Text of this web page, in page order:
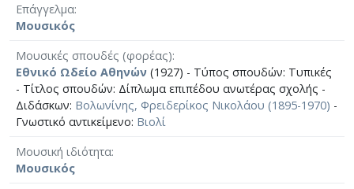
Επάγγελμα
Μουσικός
Μουσικές σπουδές (φορέας)
Εθνικό Ωδείο Αθηνών (1927) - Τύπος σπουδών: Τυπικές
- Τίτλος σπουδών: Δίπλωμα επιπέδου ανωτέρας σχολής -
Διδάσκων: Βολωνίνης, Φρειδερίκος Νικολάου (1895-1970) -
Γνωστικό αντικείμενο: Βιολί
Μουσική ιδιότητα
Μουσικός